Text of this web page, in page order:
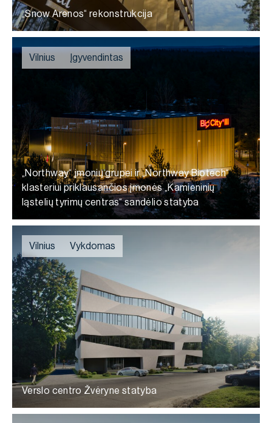
„Snow Arenos“ rekonstrukcija
Vilnius Įgyvendintas
„Northway“ įmonių grupei ir „Northway Biotech“
klasteriui priklausančios įmonės „Kamieninių
ląstelių tyrimų centras“ sandėlio statyba
Vilnius Vykdomas
Verslo centro Žvėryne statyba